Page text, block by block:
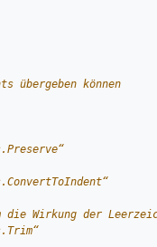
übergeben können
Wirkung der